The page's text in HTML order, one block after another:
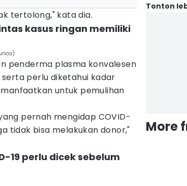
tertolong," kata dia.
kasus ringan memiliki
penderma plasma konvalesen
perlu diketahui kadar
untuk pemulihan
pernah mengidap COVID-
tidak bisa melakukan donor,"
19 perlu dicek sebelum
Tonton
More